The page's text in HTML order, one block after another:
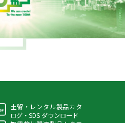
土留・レンタル製品カタ
ログ・ SDS ダウンロード